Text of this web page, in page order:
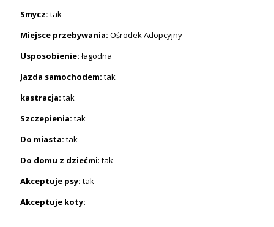
Smycz: tak
Miejsce przebywania: Ośrodek Adopcyjny
Usposobienie: łagodna
Jazda samochodem: tak
kastracja: tak
Szczepienia: tak
Do miasta: tak
Do domu z dziećmi: tak
Akceptuje psy: tak
Akceptuje koty: